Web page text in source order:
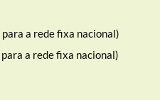
a rede fixa nacional)
a rede fixa nacional)